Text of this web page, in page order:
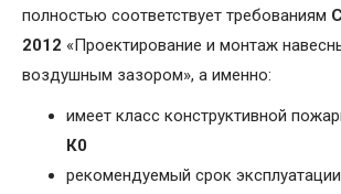
полностью соответствует требованиям
2012 «Проектирование и монтаж
воздушным зазором», а именно:
имеет класс конструктивной
К0
рекомендуемый срок